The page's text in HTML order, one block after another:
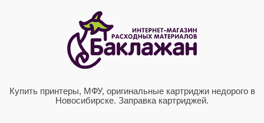
Купить принтеры, МФУ, оригинальные картриджи недорого в
Новосибирске. Заправка картриджей.